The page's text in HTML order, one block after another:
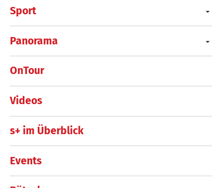
Sport
Panorama
OnTour
Videos
s+ im Überblick
Events